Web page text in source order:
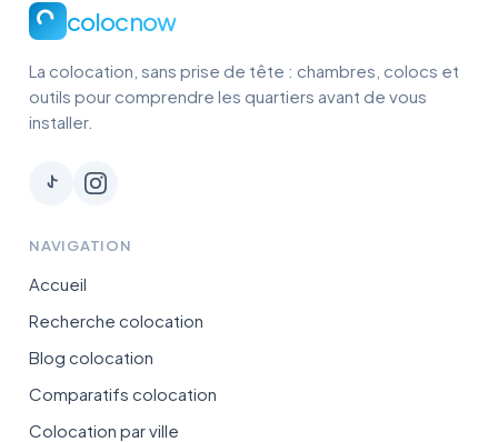
colocnow
La colocation, sans prise de tête : chambres, colocs et
outils pour comprendre les quartiers avant de vous
installer.
NAVIGATION
Accueil
Recherche colocation
Blog colocation
Comparatifs colocation
Colocation par ville